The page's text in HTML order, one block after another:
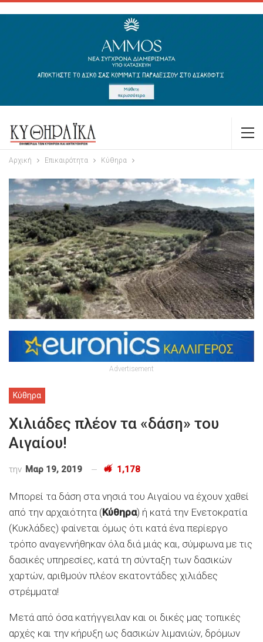
Αρχική Επικαιρότητα Κύθηρα
Advertisement
Κύθηρα
Χιλιάδες πλέον τα «δάση» του
Αιγαίου!
την Μαρ 19, 2019 1,178
Μπορεί τα δάση στα νησιά του Αιγαίου να έχουν χαθεί
από την αρχαιότητα (Κύθηρα) ή κατά την Ενετοκρατία
(Κυκλάδες) φαίνεται όμως ότι κατά ένα περίεργο
τρόπο αναγεννήθηκαν όλα διά μιάς και, σύμφωνα με τις
δασικές υπηρεσίες, κατά τη σύνταξη των δασικών
χαρτών, αριθμούν πλέον εκατοντάδες χιλιάδες
στρέμματα!
Μετά από όσα κατήγγειλαν και οι δικές μας τοπικές
αρχές και την κήρυξη ως δασικών λιμανιών, δρόμων